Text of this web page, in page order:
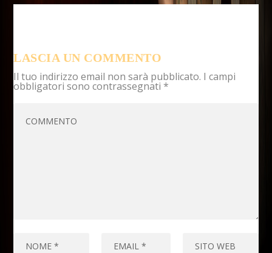
LASCIA UN COMMENTO
Il tuo indirizzo email non sarà pubblicato. I campi
obbligatori sono contrassegnati *